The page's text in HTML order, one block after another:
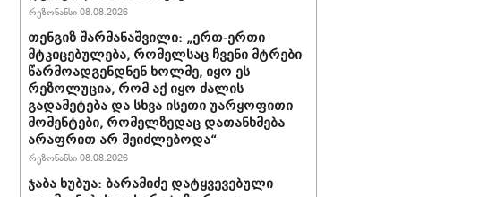
რეზონანსი 08.08.2026
თენგიზ შარმანაშვილი: „ერთ-ერთი
მტკიცებულება, რომელსაც ჩვენი მტრები
წარმოადგენდნენ ხოლმე, იყო ეს
რეზოლუცია, რომ აქ იყო ძალის
გადამეტება და სხვა ისეთი უარყოფითი
მომენტები, რომელზედაც დათანხმება
არაფრით არ შეიძლებოდა“
რეზონანსი 08.08.2026
ჯაბა ხუბუა: ბარამიძე დატყვევებული